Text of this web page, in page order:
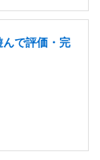
で評価・完